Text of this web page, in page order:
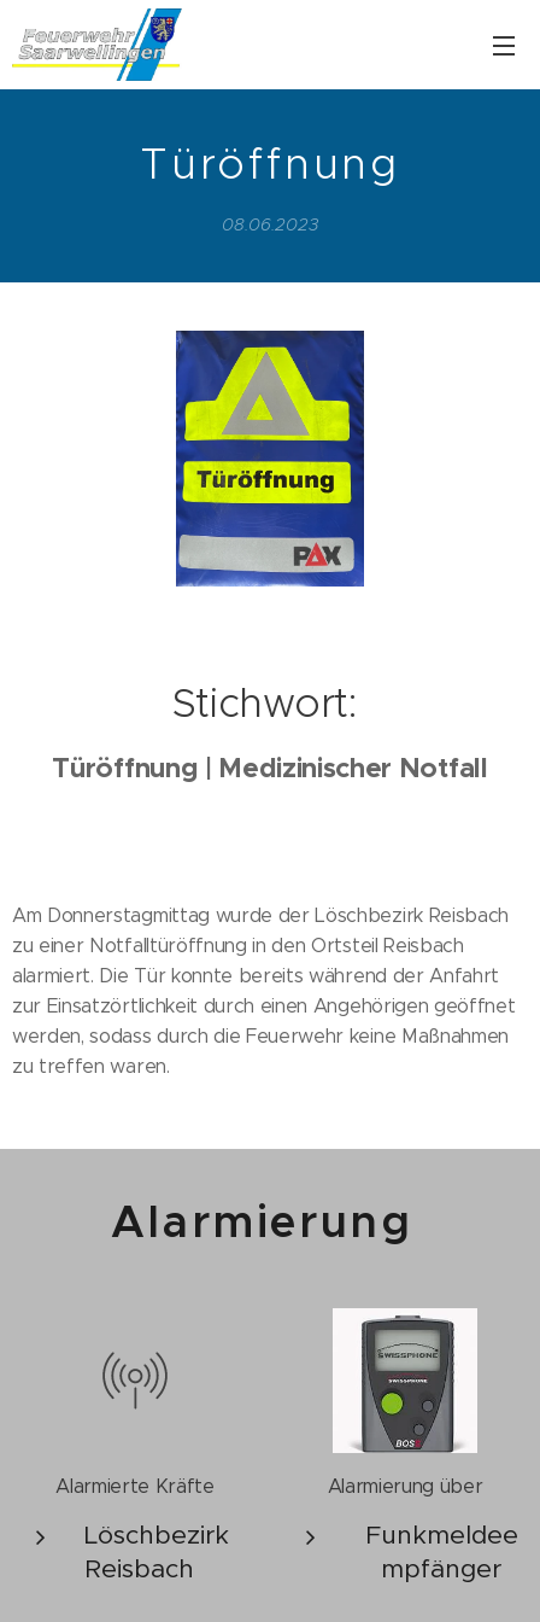
Türöffnung
08.06.2023
Stichwort:
Türöffnung | Medizinischer Notfall
Am Donnerstagmittag wurde der Löschbezirk Reisbach
zu einer Notfalltüröffnung in den Ortsteil Reisbach
alarmiert. Die Tür konnte bereits während der Anfahrt
zur Einsatzörtlichkeit durch einen Angehörigen geöffnet
werden, sodass durch die Feuerwehr keine Maßnahmen
zu treffen waren.
Alarmierung
Alarmierte Kräfte
Löschbezirk
Reisbach
Alarmierung über
Funkmeldee
mpfänger